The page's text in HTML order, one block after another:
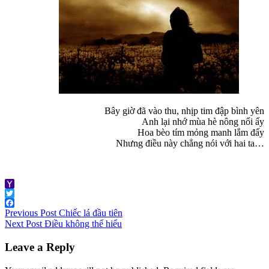
Bây giờ đã vào thu, nhịp tim đập bình yên
Anh lại nhớ mùa hè nông nổi ấy
Hoa bèo tím mỏng manh lắm đấy
Nhưng điều này chẳng nói với hai ta…
Yahoo
Mail
Twitter
Facebook
Post
navigation
Previous Post Chiếc lá đầu tiên
Next Post Điều không thể hiểu
Leave a Reply